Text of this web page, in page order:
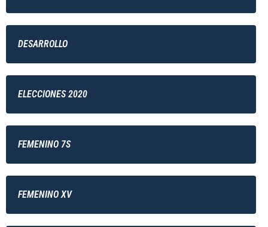
DESARROLLO
ELECCIONES 2020
FEMENINO 7S
FEMENINO XV